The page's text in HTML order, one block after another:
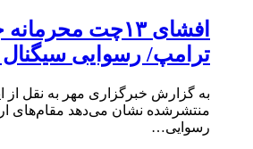
افشای ۱۳چت
ترامپ/ رسوایی سیگنال
به گزارش خبرگزاری مهر به نقل از
منتشرشده نشان می‌دهد مقام‌های
رسوایی…